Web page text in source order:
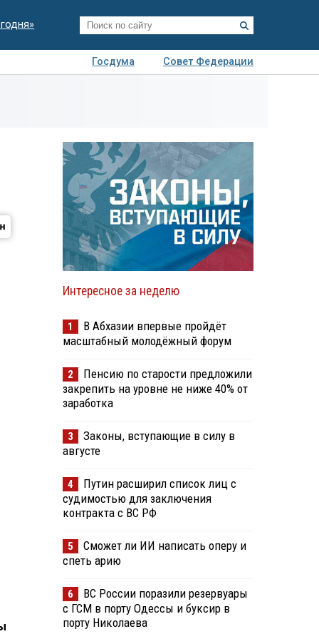
Госдума
Совет Федерации
Интересное за неделю
1
В Абхазии впервые пройдёт
масштабный молодёжный форум
2
Пенсию по старости предложили
закрепить на уровне не ниже 40% от
заработка
3
Законы, вступающие в силу в
августе
4
Путин расширил список лиц с
судимостью для заключения
контракта с ВС РФ
5
Сможет ли ИИ написать оперу и
спеть арию
6
ВС России поразили резервуары
с ГСМ в порту Одессы и буксир в
порту Николаева